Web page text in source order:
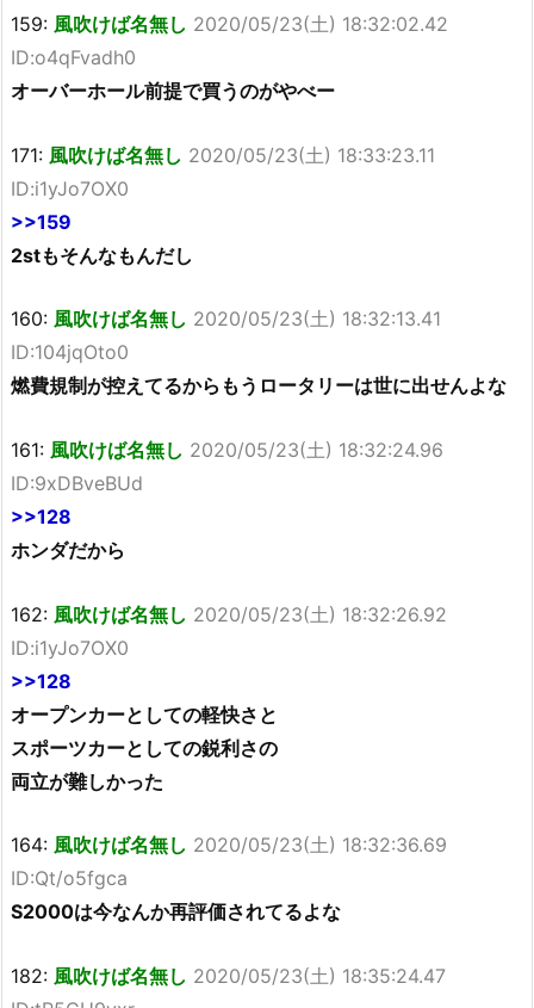
159: 風吹けば名無し 2020/05/23(土) 18:32:02.42
ID:o4qFvadh0
オーバーホール前提で買うのがやべー
171: 風吹けば名無し 2020/05/23(土) 18:33:23.11
ID:i1yJo7OX0
>>159
2stもそんなもんだし
160: 風吹けば名無し 2020/05/23(土) 18:32:13.41
ID:104jqOto0
燃費規制が控えてるからもうロータリーは世に出せんよな
161: 風吹けば名無し 2020/05/23(土) 18:32:24.96
ID:9xDBveBUd
>>128
ホンダだから
162: 風吹けば名無し 2020/05/23(土) 18:32:26.92
ID:i1yJo7OX0
>>128
オープンカーとしての軽快さと
スポーツカーとしての鋭利さの
両立が難しかった
164: 風吹けば名無し 2020/05/23(土) 18:32:36.69
ID:Qt/o5fgca
S2000は今なんか再評価されてるよな
182: 風吹けば名無し 2020/05/23(土) 18:35:24.47